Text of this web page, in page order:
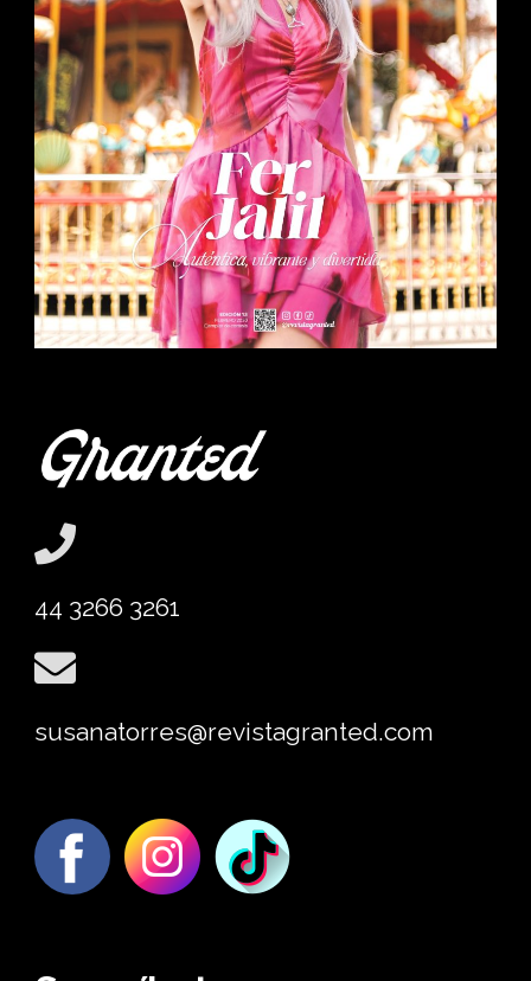
44 3266 3261
susanatorres@revistagranted.com